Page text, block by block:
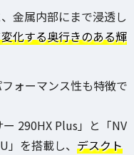
金属内部にまで浸透し
化する奥行きのある輝
ォーマンス性も特徴で
290HX Plus」と「NV
を搭載し、 デスクト